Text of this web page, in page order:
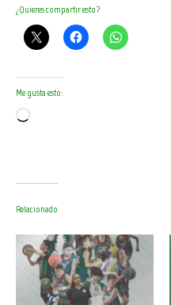
¿Quieres compartir esto?
Me gusta esto:
Cargando...
Relacionado